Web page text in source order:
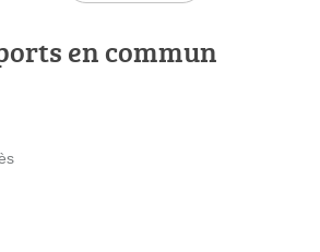
en commun